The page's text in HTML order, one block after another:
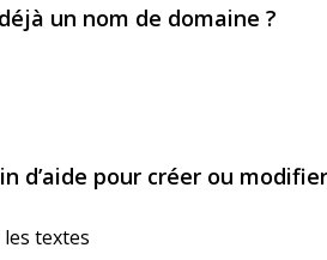
un nom de domaine ?
d’aide pour créer ou
textes